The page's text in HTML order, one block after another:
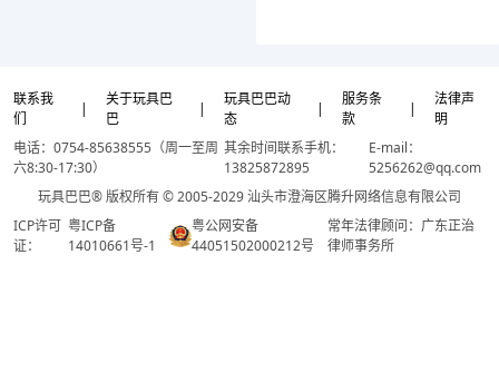
联系我
们
|
关于玩具巴
巴
|
玩具巴巴动
态
|
服务条
款
|
法律声
明
电话：0754-85638555（周一至周
六8:30-17:30）
其余时间联系手机：
13825872895
E-mail：
5256262@qq.com
玩具巴巴® 版权所有 © 2005-2029 汕头市澄海区腾升网络信息有限公司
ICP许可
证：
粤ICP备
14010661号-1
粤公网安备
44051502000212号
常年法律顾问：广东正治
律师事务所